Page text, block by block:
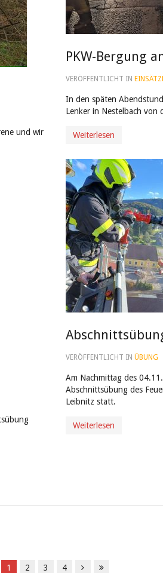
und wir
PKW-Bergung
VERÖFFENTLICHT IN
In den späten
Lenker in Nestelbach von
Weiterlesen
VERÖFFENTLICHT IN ÜBUNG
Am Nachmittag des
Abschnittsübung des
Leibnitz statt.
Weiterlesen
1 2 3 4